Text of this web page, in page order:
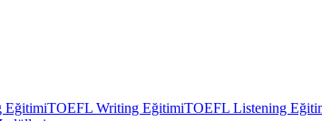
EğitimiTOEFL Writing EğitimiTOEFL Listening